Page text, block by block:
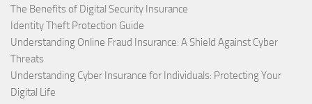
The Benefits of Digital Security Insurance
Identity Theft Protection Guide
Understanding Online Fraud Insurance: A Shield Against Cyber
Threats
Understanding Cyber Insurance for Individuals: Protecting Your
Digital Life